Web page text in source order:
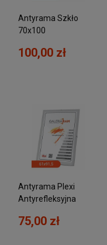
Antyrama Szkło
70x100
100,00 zł
Antyrama Plexi
Antyrefleksyjna
75,00 zł